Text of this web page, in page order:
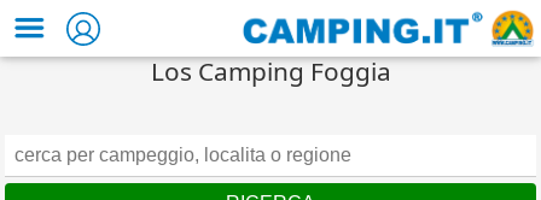
Los Camping Foggia